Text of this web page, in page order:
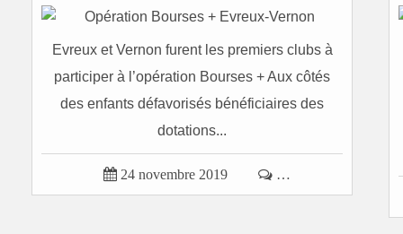
Evreux et Vernon furent les premiers clubs à
participer à l’opération Bourses + Aux côtés
des enfants défavorisés bénéficiaires des
dotations...
 24 novembre 2019  …